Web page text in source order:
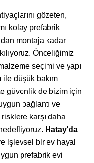
gözeten,
kolay prefabrik
montaja kadar
Önceliğimiz
seçimi ve yapı
ile düşük bakım
güvenlik de bizim için
bağlantı ve
karşı daha
Hatay'da
işlevsel bir ev hayal
prefabrik evi